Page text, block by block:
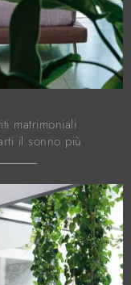
matrimoniali
il sonno più